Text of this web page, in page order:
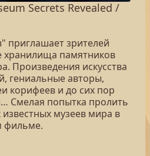
Secrets Revealed /
приглашает зрителей
хранилища памятников
Произведения искусства
гениальные авторы,
корифеев и до сих пор
Смелая попытка пролить
известных музеев мира в
фильме.